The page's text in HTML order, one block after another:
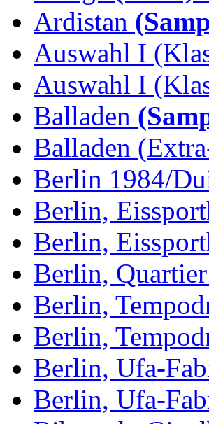
Ardistan
Auswahl I
Auswahl I
Balladen
Balladen
Berlin 1984/
Berlin,
Berlin,
Berlin,
Berlin,
Berlin,
Berlin, Ufa-
Berlin, Ufa-